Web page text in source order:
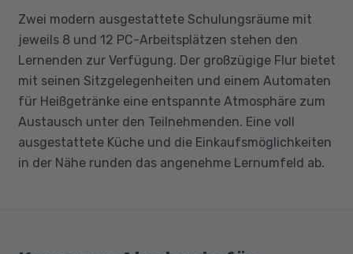
Zwei modern ausgestattete Schulungsräume mit
jeweils 8 und 12 PC-Arbeitsplätzen stehen den
Lernenden zur Verfügung. Der großzügige Flur bietet
mit seinen Sitzgelegenheiten und einem Automaten
für Heißgetränke eine entspannte Atmosphäre zum
Austausch unter den Teilnehmenden. Eine voll
ausgestattete Küche und die Einkaufsmöglichkeiten
in der Nähe runden das angenehme Lernumfeld ab.